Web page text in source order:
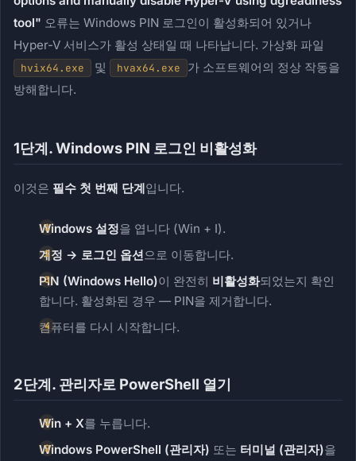
tool" 오류는 Windows PIN 로그인이 활성화되어 있거나
Hyper-V 서비스가 활성 상태일 때 나타납니다. 가상화 파일
hvix64.exe 및 hvax64.exe
가 소프트웨어의 정상 작동을
방해합니다.
1단계. Windows PIN 로그인 비활성화
이것은 필수 첫 번째 단계입니다.
Windows 설정을 엽니다 (Win + I).
계정 → 로그인 옵션으로 이동합니다.
PIN (Windows Hello)이 완전히 비활성화되었는지 확인
합니다. 활성화된 경우 — PIN을 제거합니다.
컴퓨터를 다시 시작합니다.
2단계. 관리자로 PowerShell 열기
Win + X를 누릅니다.
Windows PowerShell (관리자) 또는 터미널 (관리자)을